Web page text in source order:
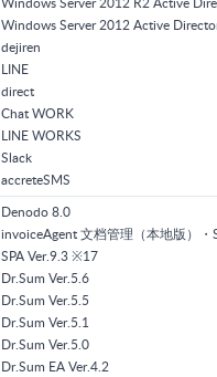
Windows Server 2012 Active
dejiren
LINE
direct
Chat WORK
LINE WORKS
Slack
accreteSMS
Denodo 8.0
invoiceAgent 文档管理（本地版）・
SPA Ver.9.3 ※17
Dr.Sum Ver.5.6
Dr.Sum Ver.5.5
Dr.Sum Ver.5.1
Dr.Sum Ver.5.0
Dr.Sum EA Ver.4.2